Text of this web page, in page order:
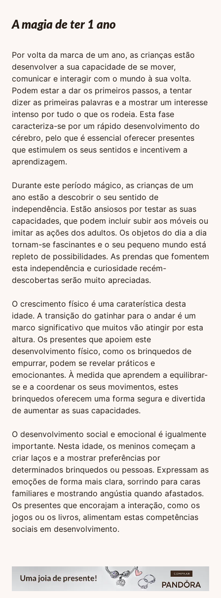
A magia de ter 1 ano
Por volta da marca de um ano, as crianças estão
desenvolver a sua capacidade de se mover,
comunicar e interagir com o mundo à sua volta.
Podem estar a dar os primeiros passos, a tentar
dizer as primeiras palavras e a mostrar um interesse
intenso por tudo o que os rodeia. Esta fase
caracteriza-se por um rápido desenvolvimento do
cérebro, pelo que é essencial oferecer presentes
que estimulem os seus sentidos e incentivem a
aprendizagem.
Durante este período mágico, as crianças de um
ano estão a descobrir o seu sentido de
independência. Estão ansiosos por testar as suas
capacidades, que podem incluir subir aos móveis ou
imitar as ações dos adultos. Os objetos do dia a dia
tornam-se fascinantes e o seu pequeno mundo está
repleto de possibilidades. As prendas que fomentem
esta independência e curiosidade recém-
descobertas serão muito apreciadas.
O crescimento físico é uma caraterística desta
idade. A transição do gatinhar para o andar é um
marco significativo que muitos vão atingir por esta
altura. Os presentes que apoiem este
desenvolvimento físico, como os brinquedos de
empurrar, podem se revelar práticos e
emocionantes. À medida que aprendem a equilibrar-
se e a coordenar os seus movimentos, estes
brinquedos oferecem uma forma segura e divertida
de aumentar as suas capacidades.
O desenvolvimento social e emocional é igualmente
importante. Nesta idade, os meninos começam a
criar laços e a mostrar preferências por
determinados brinquedos ou pessoas. Expressam as
emoções de forma mais clara, sorrindo para caras
familiares e mostrando angústia quando afastados.
Os presentes que encorajam a interação, como os
jogos ou os livros, alimentam estas competências
sociais em desenvolvimento.